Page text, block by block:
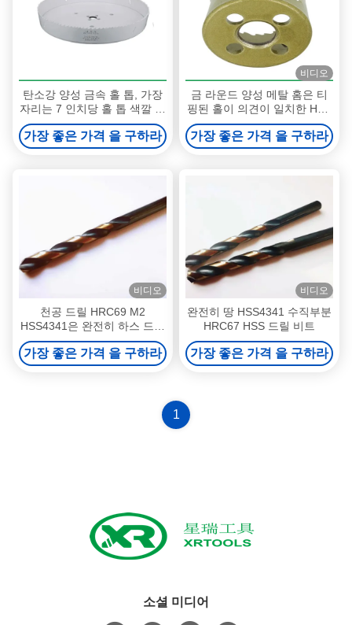
탄소강 양성 금속 홀 톱, 가장
자리는 7 인치당 홀 톱 색깔 페
인팅 표면을 용접했습니다
가장 좋은 가격 을 구하라
비디오
금 라운드 양성 메탈 홈은 티
핑된 홀이 의견이 일치한 HSS
M42 카바이드가 구축되었는
지 봤습니다
가장 좋은 가격 을 구하라
비디오
천공 드릴 HRC69 M2
HSS4341은 완전히 하스 드릴
비트를 부수었습니다
가장 좋은 가격 을 구하라
비디오
완전히 땅 HSS4341 수직부분
HRC67 HSS 드릴 비트
가장 좋은 가격 을 구하라
1
소셜 미디어